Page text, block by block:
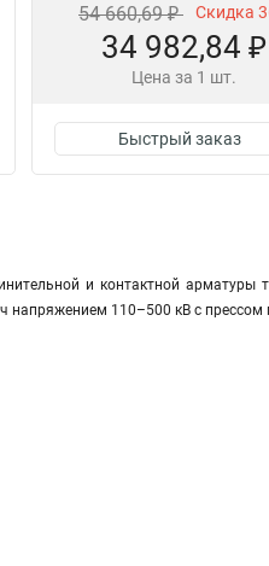
54 660,69 ₽ Скидка
34 982,84 ₽
Цена за 1 шт.
Быстрый заказ
и контактной
110–500 кВ с